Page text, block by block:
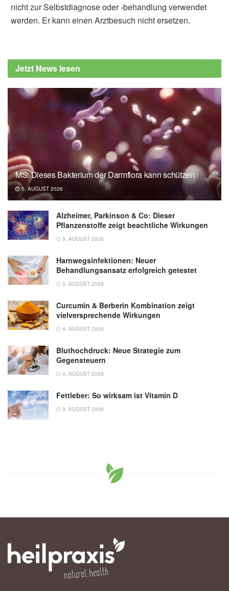
nicht zur Selbstdiagnose oder -behandlung verwendet
werden. Er kann einen Arztbesuch nicht ersetzen.
Jetzt News lesen
MS: Dieses Bakterium der Darmflora kann schützen
5. AUGUST 2026
Alzheimer, Parkinson & Co: Dieser
Pflanzenstoffe zeigt beachtliche Wirkungen
5. AUGUST 2026
Harnwegsinfektionen: Neuer
Behandlungsansatz erfolgreich getestet
5. AUGUST 2026
Curcumin & Berberin Kombination zeigt
vielversprechende Wirkungen
4. AUGUST 2026
Bluthochdruck: Neue Strategie zum
Gegensteuern
4. AUGUST 2026
Fettleber: So wirksam ist Vitamin D
3. AUGUST 2026